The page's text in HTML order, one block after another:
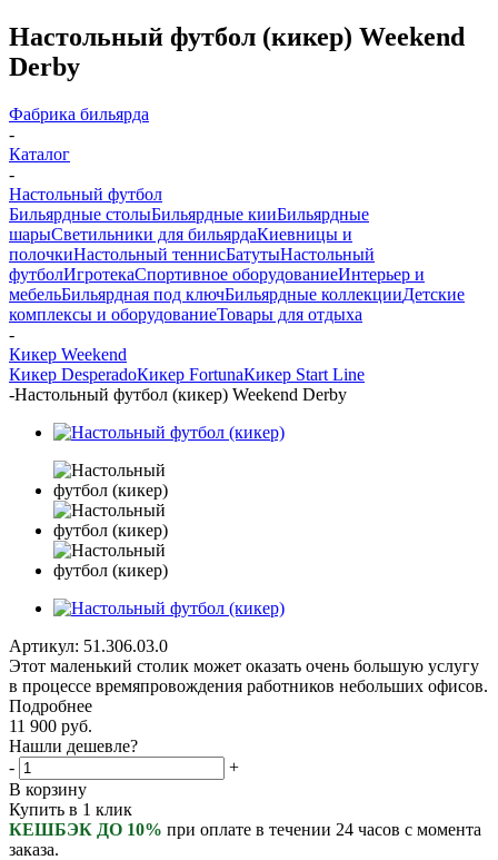
Настольный футбол (кикер) Weekend
Derby
Фабрика бильярда
-
Каталог
-
Настольный футбол
Бильярдные столыБильярдные кииБильярдные
шарыСветильники для бильярдаКиевницы и
полочкиНастольный теннисБатутыНастольный
футболИгротекаСпортивное оборудованиеИнтерьер и
мебельБильярдная под ключБильярдные коллекцииДетские
комплексы и оборудованиеТовары для отдыха
-
Кикер Weekend
Кикер DesperadoКикер FortunaКикер Start Line
-Настольный футбол (кикер) Weekend Derby
Артикул: 51.306.03.0
Этот маленький столик может оказать очень большую услугу
в процессе времяпровождения работников небольших офисов.
Подробнее
11 900 руб.
Нашли дешевле?
-
+
В корзину
Купить в 1 клик
КЕШБЭК ДО 10% при оплате в течении 24 часов с момента
заказа.